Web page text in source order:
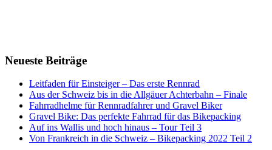
Neueste Beiträge
Leitfaden für Einsteiger – Das erste Rennrad
Aus der Schweiz bis in die Allgäuer Achterbahn – Finale
Fahrradhelme für Rennradfahrer und Gravel Biker
Gravel Bike: Das perfekte Fahrrad für das Bikepacking
Auf ins Wallis und hoch hinaus – Tour Teil 3
Von Frankreich in die Schweiz – Bikepacking 2022 Teil 2